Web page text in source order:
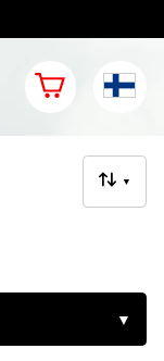
▼
▼